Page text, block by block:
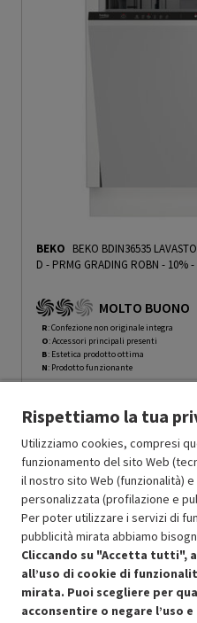
BEKO BEKO BDIN36535 LAVASTOVIGLIE
D - PRMG GRADING ROBN - 10%-
MOLTO BUONO
R: Confezione non originale integra
O: Accessori principali presenti
B: Estetica prodotto ottima
N: Prodotto funzionante
Ricondizionato Prezzo
485.99a-
In Promozione
SCONTO
Approfitta dello sconto del
Rispettiamo la tua
Utilizziamo cookies, compresi
funzionamento del sito Web
il nostro sito Web (funzionalità)
personalizzata (profilazione e
Per poter utilizzare i servizi di
pubblicità mirata abbiamo
Cliccando su "Accetta tutti",
all’uso di cookie di
mirata. Puoi scegliere per
acconsentire o negare l’uso